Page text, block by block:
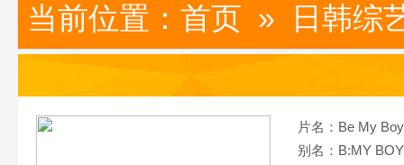
当前位置： 首页 » 日韩综
片名：Be My
别名：B:MY